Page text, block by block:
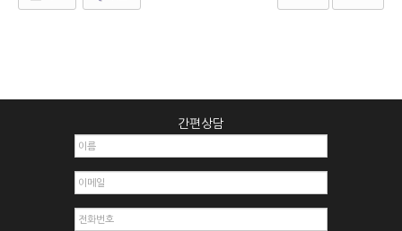
간편상담